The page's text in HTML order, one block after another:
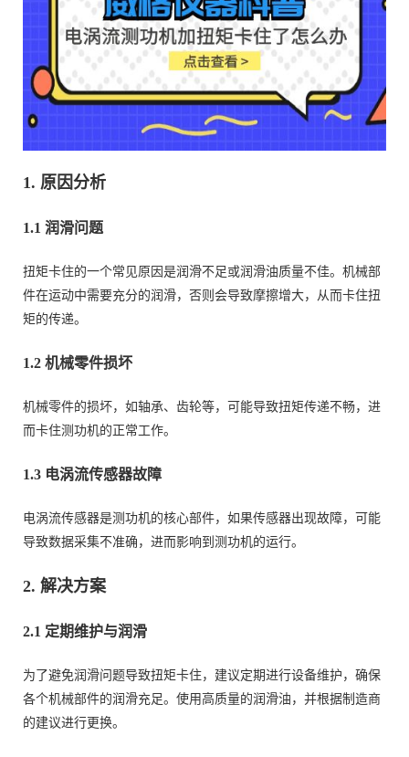
1. 原因分析
1.1 润滑问题
扭矩卡住的一个常见原因是润滑不足或润滑油质量不佳。机械部
件在运动中需要充分的润滑，否则会导致摩擦增大，从而卡住扭
矩的传递。
1.2 机械零件损坏
机械零件的损坏，如轴承、齿轮等，可能导致扭矩传递不畅，进
而卡住测功机的正常工作。
1.3 电涡流传感器故障
电涡流传感器是测功机的核心部件，如果传感器出现故障，可能
导致数据采集不准确，进而影响到测功机的运行。
2. 解决方案
2.1 定期维护与润滑
为了避免润滑问题导致扭矩卡住，建议定期进行设备维护，确保
各个机械部件的润滑充足。使用高质量的润滑油，并根据制造商
的建议进行更换。